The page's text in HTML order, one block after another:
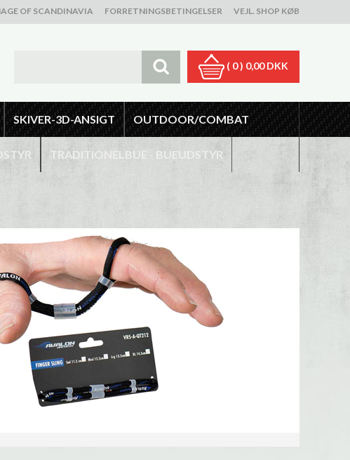
OF SCANDINAVIA FORRETNINGSBETINGELSER VEJL. SHOP KØB
( 0 ) 0,00 DKK
SKIVER-3D-ANSIGT OUTDOOR/COMBAT
TRADITIONELBUE - BUEUDSTYR